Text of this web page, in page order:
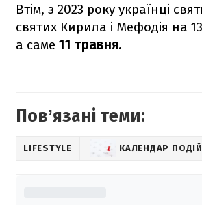
Втім, з 2023 року українці
святих Кирила і Мефодія на
а саме 11 травня.
Повʼязані теми:
LIFESTYLE КАЛЕНДАР ПОДІЙ